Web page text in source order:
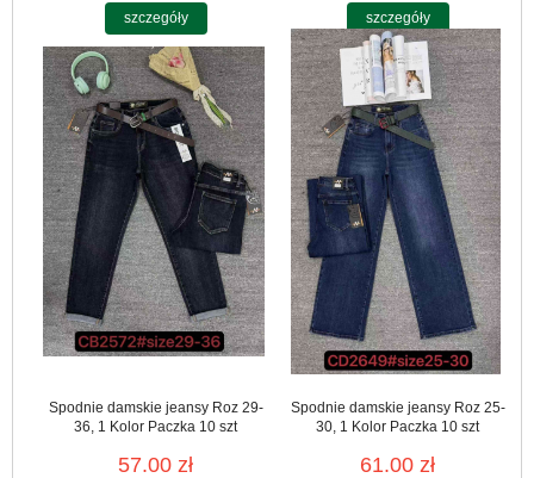
szczegóły szczegóły
Spodnie damskie jeansy Roz 29-
36, 1 Kolor Paczka 10 szt
57.00 zł
Spodnie damskie jeansy Roz 25-
30, 1 Kolor Paczka 10 szt
61.00 zł